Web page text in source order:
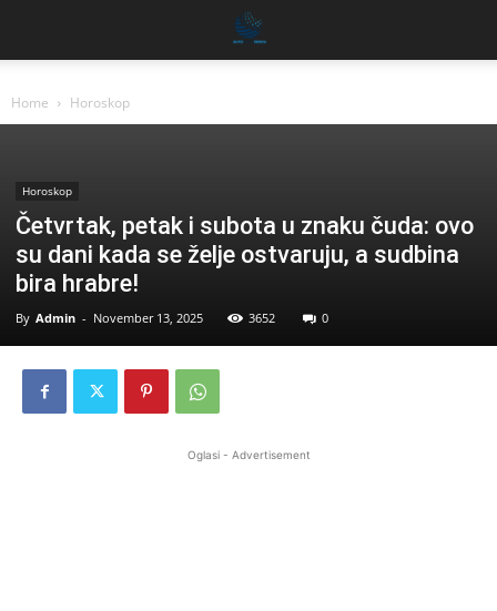
Home Horoskop
Horoskop
Četvrtak, petak i subota u znaku čuda: ovo
su dani kada se želje ostvaruju, a sudbina
bira hrabre!
By Admin - November 13, 2025 3652 0
Oglasi - Advertisement